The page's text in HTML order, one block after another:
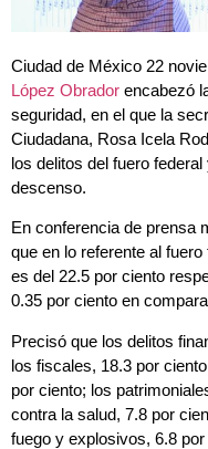
Ciudad de México 22
López Obrador encabezó
seguridad, en el que la
Ciudadana, Rosa Icela
los delitos del fuero
descenso.
En conferencia de prensa
que en lo referente al
es del 22.5 por ciento
0.35 por ciento en
Precisó que los delitos
los fiscales, 18.3 por
por ciento; los
contra la salud, 7.8 por
fuego y explosivos, 6.8 por